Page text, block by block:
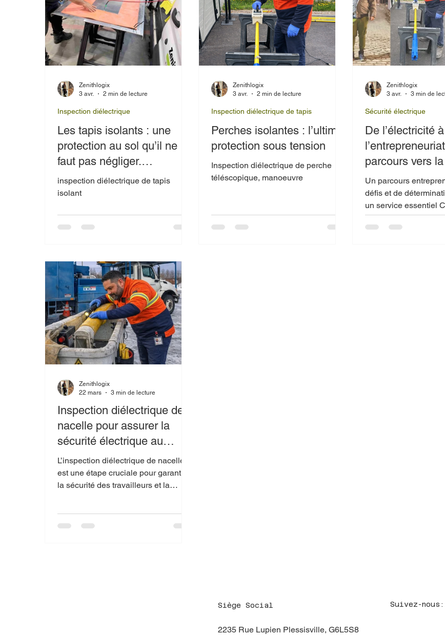
PRO. Ces outils sont des références
dans le domaine et illustrent bien les
critères à considérer.
Les tapis isolants : une
protection au sol qu’il ne
faut pas négliger.
Inspection de tapis
inspection diélectrique de tapis
isolant
Inspection diélectrique
Zenithlogix
3 avr.
2 min de lecture
Perches isolantes : l’ultime
protection sous tension
Inspection diélectrique de perche
téléscopique, manoeuvre
Inspection diélectrique de tapis
Zenithlogix
3 avr.
2 min de lecture
De l’électricité à
parcours vers
avant tout
Un parcours
défis et de détermination
un service essentiel Créer
ZenithLogix n’a pas
développer une
Sécurité électrique
Zenithlogix
3 avr.
3 min de
Inspection diélectrique de
nacelle pour assurer la
sécurité électrique au
Québec
L’inspection diélectrique de nacelle
est une étape cruciale pour garantir
la sécurité des travailleurs et la
moindre défaillance peut entraîner
Zenithlogix
22 mars
3 min de lecture
Siège Social
2235 Rue Lupien Plessisville, G6L5S8
Suivez-nous: